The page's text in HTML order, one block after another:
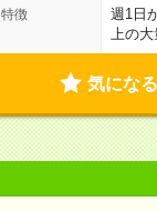
特徴 週1日
上の
気になる